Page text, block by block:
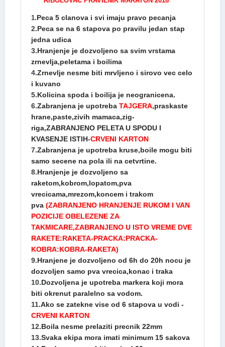
1.Peca 5 clanova i svi imaju pravo pecanja
2.Peca se na 6 stapova po pravilu jedan stap
jedna udica
3.Hranjenje je dozvoljeno sa svim vrstama
zrnevlja,peletama i boilima
4.Zrnevlje nesme biti mrvljeno i sirovo vec celo
i kuvano
5.Kolicina spoda i boilija je neogranicena.
6.Zabranjena je upotreba TAJGERA,praskaste
hrane,paste,zivih mamaca,zig-
riga,ZABRANJENO PELETA U SPODU I
KVASENJE ISTIH-CRVENI KARTON
7.Zabranjena je upotreba kruse,boile mogu biti
samo secene na pola ili na cetvrtine.
8.Hranjenje je dozvoljeno sa
raketom,kobrom,lopatom,pva
vrecicama,mrezom,koncem i trakom
pva (ZABRANJENO HRANJENJE RUKOM I VAN
POZICIJE OBELEZENE ZA
TAKMICARE,ZABRANJENO U ISTO VREME DVE
RAKETE:RAKETA-PRACKA:PRACKA-
KOBRA:KOBRA-RAKETA)
9.Hranjene je dozvoljeno od 6h do 20h nocu je
dozvoljen samo pva vrecica,konac i traka
10.Dozvoljena je upotreba markera koji mora
biti okrenut paralelno sa vodom.
11.Ako se zatekne vise od 6 stapova u vodi -
CRVENI KARTON
12.Boila nesme prelaziti precnik 22mm
13.Svaka ekipa mora imati minimum 15 sakova